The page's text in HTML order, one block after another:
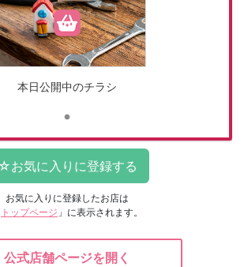
本日公開中のチラシ
お気に入りに登録したお店は
トップページ 」に表示されます。
公式店舗ページを開く